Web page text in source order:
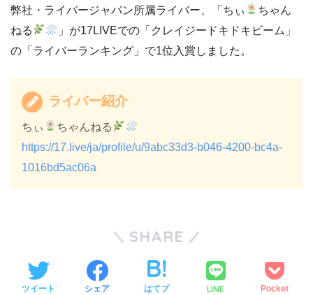
弊社・ライバージャパン所属ライバー、「ちぃ
ちゃん
ねる
」が17LIVEでの「クレイジードキドキビーム」
の「ライバーランキング」で1位入賞しました。
ライバー紹介
ちぃ
ちゃんねる
https://17.live/ja/profile/u/9abc33d3-b046-4200-bc4a-
1016bd5ac06a
SHARE
ツイート シェア はてブ LINE Pocket